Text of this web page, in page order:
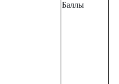
Баллы